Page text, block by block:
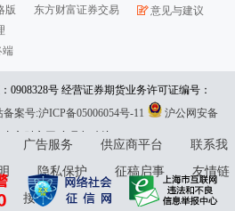
版
端
东方财富证券交易
意见与建议
0908328号 经营证券期货业务许可证编号：
不良信息举报:021-61278686 举报邮箱：
备案号:沪ICP备05006054号-11
沪公网安备
方财富网意见与建议:4000300059/952500
广告服务 供应商平台
联系我
隐私保护 征稿启事
友情链
接